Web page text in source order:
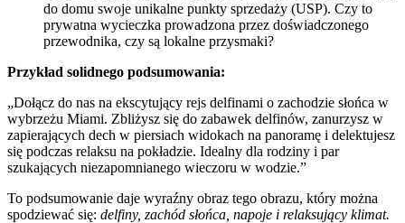
do domu swoje unikalne punkty sprzedaży (USP). Czy to
prywatna wycieczka prowadzona przez doświadczonego
przewodnika, czy są lokalne przysmaki?
Przykład solidnego podsumowania:
„Dołącz do nas na ekscytujący rejs delfinami o zachodzie słońca w
wybrzeżu Miami. Zbliżysz się do zabawek delfinów, zanurzysz w
zapierających dech w piersiach widokach na panoramę i delektujesz
się podczas relaksu na pokładzie. Idealny dla rodziny i par
szukających niezapomnianego wieczoru w wodzie.”
To podsumowanie daje wyraźny obraz tego obrazu, który można
spodziewać się: delfiny, zachód słońca, napoje i relaksujący klimat.